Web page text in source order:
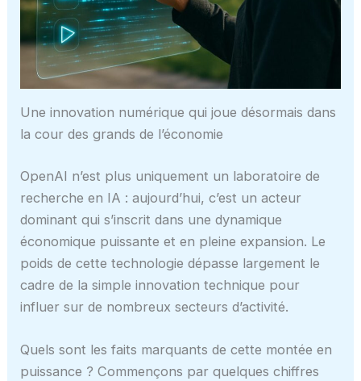
Une innovation numérique qui joue désormais dans
la cour des grands de l’économie
OpenAI n’est plus uniquement un laboratoire de
recherche en IA : aujourd’hui, c’est un acteur
dominant qui s’inscrit dans une dynamique
économique puissante et en pleine expansion. Le
poids de cette technologie dépasse largement le
cadre de la simple innovation technique pour
influer sur de nombreux secteurs d’activité.
Quels sont les faits marquants de cette montée en
puissance ? Commençons par quelques chiffres